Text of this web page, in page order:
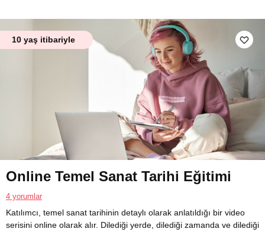
10 yaş itibariyle
Online Temel Sanat Tarihi Eğitimi
4 yorumlar
Katılımcı, temel sanat tarihinin detaylı olarak anlatıldığı bir video
serisini online olarak alır. Dilediği yerde, dilediği zamanda ve dilediği